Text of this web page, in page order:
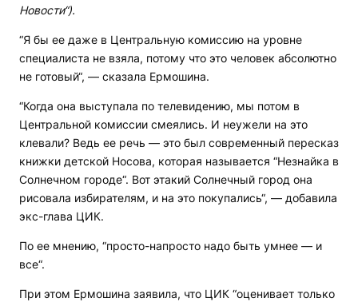
Новости“).
“Я бы ее даже в Центральную комиссию на уровне
специалиста не взяла, потому что это человек абсолютно
не готовый“, — сказала Ермошина.
“Когда она выступала по телевидению, мы потом в
Центральной комиссии смеялись. И неужели на это
клевали? Ведь ее речь — это был современный пересказ
книжки детской Носова, которая называется “Незнайка в
Солнечном городе“. Вот этакий Солнечный город она
рисовала избирателям, и на это покупались“, — добавила
экс-глава ЦИК.
По ее мнению, “просто-напросто надо быть умнее — и
все“.
При этом Ермошина заявила, что ЦИК “оценивает только